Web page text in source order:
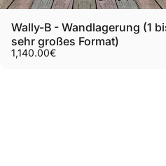
Wally-B - Wandlagerung (1
sehr großes Format)
1,140.00€